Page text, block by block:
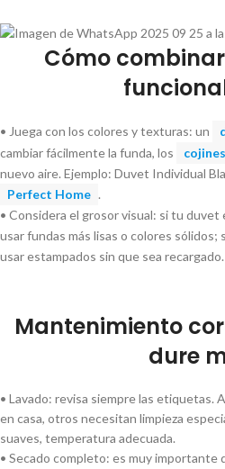
Cómo
• Juega con los colores y texturas: un
cambiar fácilmente la funda, los
cojines
nuevo aire. Ejemplo: Duvet Individual
Perfect Home .
• Considera el grosor visual: si tu duvet
usar fundas más lisas o colores sólidos;
usar estampados sin que sea recargado.
Mantenimiento
dure
• Lavado: revisa siempre las etiquetas.
en casa, otros necesitan limpieza
suaves, temperatura adecuada.
• Secado completo: es muy importante